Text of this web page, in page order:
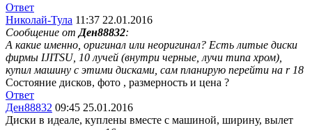
Ответ
Николай-Тула 11:37 22.01.2016
Сообщение от Ден88832:
А какие именно, оригинал или неоригинал? Есть литые диски
фирмы IJITSU, 10 лучей (внутри черные, лучи типа хром),
купил машину с этими дисками, сам планирую перейти на r 18
Состояние дисков, фото , размерность и цена ?
Ответ
Ден88832 09:45 25.01.2016
Диски в идеале, куплены вместе с машиной, ширину, вылет